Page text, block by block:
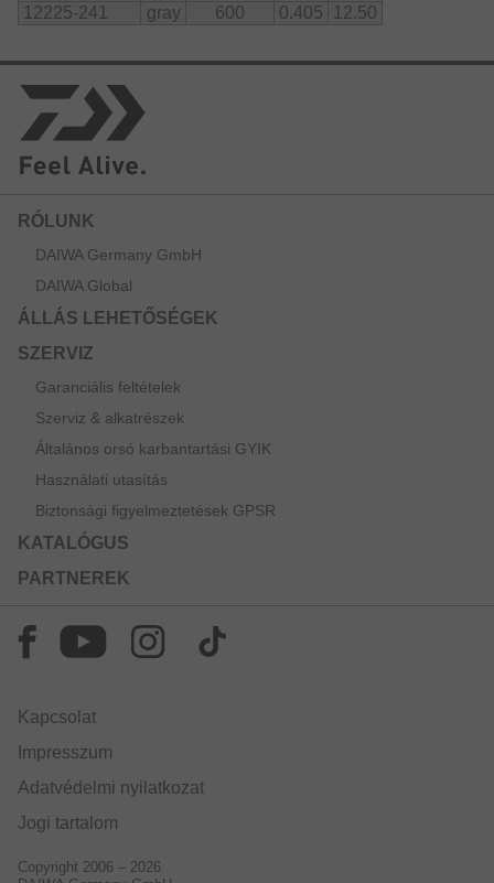
12225-241
gray 600 0.405 12.50
RÓLUNK
DAIWA Germany GmbH
DAIWA Global
ÁLLÁS LEHETŐSÉGEK
SZERVIZ
Garanciális feltételek
Szerviz & alkatrészek
Általános orsó karbantartási GYIK
Használati utasítás
Biztonsági figyelmeztetések GPSR
KATALÓGUS
PARTNEREK
Kapcsolat
Impresszum
Adatvédelmi nyilatkozat
Jogi tartalom
Copyright 2006 – 2026